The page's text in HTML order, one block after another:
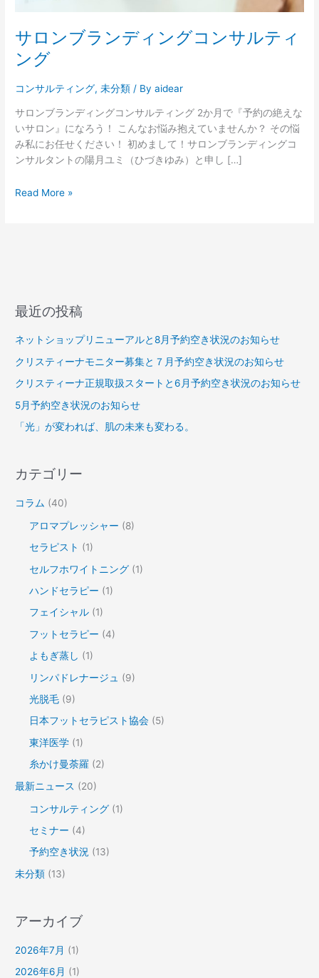
サロンブランディングコンサルティ
ング
コンサルティング,未分類 / Byaidear
サロンブランディングコンサルティング 2か月で『予約の絶えな
いサロン』になろう！ こんなお悩み抱えていませんか？ その悩
み私にお任せください！ 初めまして！サロンブランディングコ
ンサルタントの陽月ユミ（ひづきゆみ）と申し […]
ル
テ
ィ
グ
Read More »
最近の投稿
ネットショップリニューアルと8月予約空き状況のお知らせ
クリスティーナモニター募集と７月予約空き状況のお知らせ
クリスティーナ正規取扱スタートと6月予約空き状況のお知らせ
5月予約空き状況のお知らせ
「光」が変われば、肌の未来も変わる。
カテゴリー
コラム (40)
アロマプレッシャー (8)
セラピスト (1)
セルフホワイトニング (1)
ハンドセラピー (1)
フェイシャル (1)
フットセラピー (4)
よもぎ蒸し (1)
リンパドレナージュ (9)
光脱毛 (9)
日本フットセラピスト協会 (5)
東洋医学 (1)
糸かけ曼荼羅 (2)
最新ニュース (20)
コンサルティング (1)
セミナー (4)
予約空き状況 (13)
未分類 (13)
アーカイブ
2026年7月 (1)
2026年6月 (1)